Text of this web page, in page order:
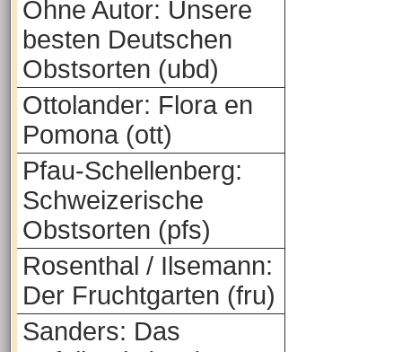
Ohne Autor: Unsere
besten Deutschen
Obstsorten (ubd)
Ottolander: Flora en
Pomona (ott)
Pfau-Schellenberg:
Schweizerische
Obstsorten (pfs)
Rosenthal / Ilsemann:
Der Fruchtgarten (fru)
Sanders: Das